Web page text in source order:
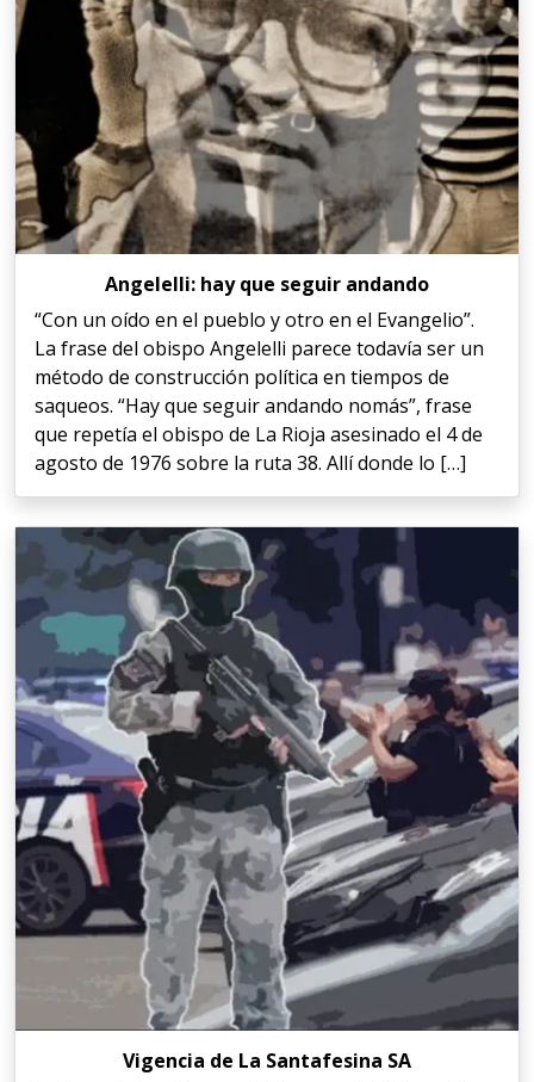
Angelelli: hay que seguir andando
“Con un oído en el pueblo y otro en el Evangelio”.
La frase del obispo Angelelli parece todavía ser un
método de construcción política en tiempos de
saqueos. “Hay que seguir andando nomás”, frase
que repetía el obispo de La Rioja asesinado el 4 de
agosto de 1976 sobre la ruta 38. Allí donde lo […]
Vigencia de La Santafesina SA